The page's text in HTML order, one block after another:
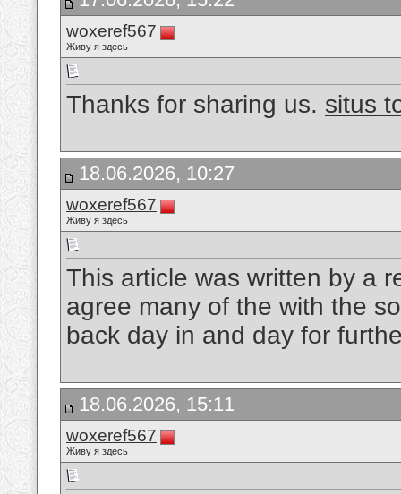
woxeref567
Живу я здесь
Thanks for sharing us. situs
18.06.2026, 10:27
woxeref567
Живу я здесь
This article was written by a
agree many of the with the
back day in and day for
18.06.2026, 15:11
woxeref567
Живу я здесь